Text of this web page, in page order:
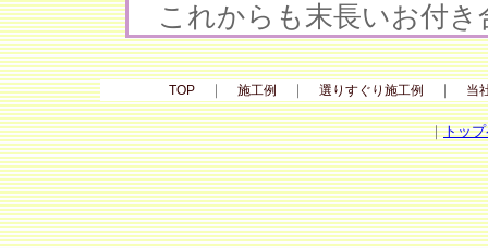
これからも末長いお付き
TOP｜ 施工例 ｜ 選りすぐり施工例 ｜ 当
｜トッ